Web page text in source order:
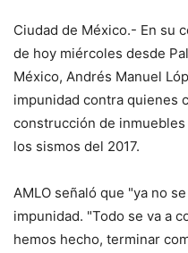
Ciudad de México.- En su
de hoy miércoles desde
México, Andrés Manuel
impunidad contra quienes
construcción de
los sismos del 2017.
AMLO señaló que "ya no
impunidad. "Todo se va a
hemos hecho, terminar